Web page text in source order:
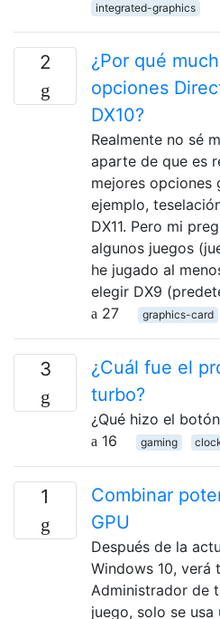
integrated-graphics
2
¿Por qué
opciones
DX10?
Realmente no sé
aparte de que es
mejores opciones
ejemplo,
DX11. Pero mi
algunos juegos
he jugado al
elegir DX9
27
graphics-card
3
¿Cuál fue el
turbo?
¿Qué hizo el
16
gaming
1
Combinar
GPU
Después de la
Windows 10, verá
Administrador de
juego, solo se usa